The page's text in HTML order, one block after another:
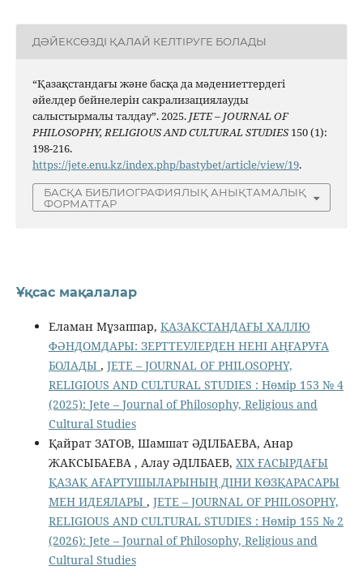
ДӘЙЕКСӨЗДІ ҚАЛАЙ КЕЛТІРУГЕ БОЛАДЫ
“Қазақстандағы және басқа да мәдениеттердегі
әйелдер бейнелерін сакрализациялауды
салыстырмалы талдау”. 2025. JETE – JОURNAL OF
PHILOSOPHY, RELIGIOUS AND CULTURAL STUDIES150 (1):
198-216.
https://jete.enu.kz/index.php/bastybet/article/view/19.
БАСҚА БИБЛИОГРАФИЯЛЫҚ АНЫҚТАМАЛЫҚ
ФОРМАТТАР
Ұқсас мақалалар
Еламан Мұзаппар, ҚАЗАҚСТАНДАҒЫ ХАЛЛЮ
ФӘНДОМДАРЫ: ЗЕРТТЕУЛЕРДЕН НЕНІ АҢҒАРУҒА
БОЛАДЫ , JETE – JОURNAL OF PHILOSOPHY,
RELIGIOUS AND CULTURAL STUDIES : Нөмір 153 № 4
(2025): Jete – Jоurnal of Philosophy, Religious аnd
Cultural Studies
Қайрат ЗАТОВ, Шамшат ӘДІЛБАЕВА, Анар
ЖАКСЫБАЕВА , Алау ӘДІЛБАЕВ, ХIХ ҒАСЫРДАҒЫ
ҚАЗАҚ АҒАРТУШЫЛАРЫНЫҢ ДІНИ КӨЗҚАРАСАРЫ
МЕН ИДЕЯЛАРЫ , JETE – JОURNAL OF PHILOSOPHY,
RELIGIOUS AND CULTURAL STUDIES : Нөмір 155 № 2
(2026): Jete – Jоurnal of Philosophy, Religious аnd
Cultural Studies